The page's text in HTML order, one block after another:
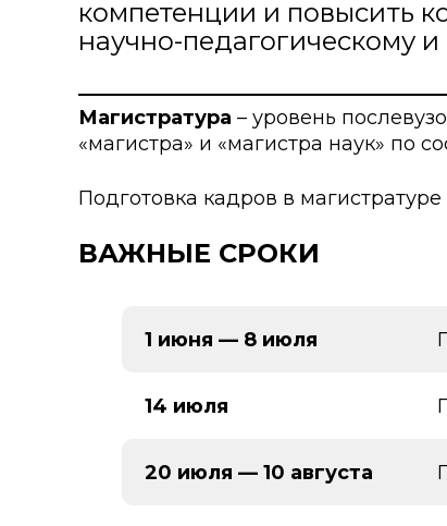
Колледжи
Внутренние
Центр
Адрес и контакты
Проект «Поколение
века»
компетенции и повысить
научно-педагогическому
Магистратура – уровень
«магистра» и «магистра наук» по
Подготовка кадров в
ВАЖНЫЕ СРОКИ
1 июня — 8 июля
14 июля
20 июля — 10 августа